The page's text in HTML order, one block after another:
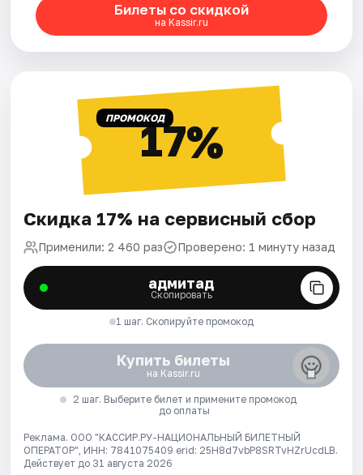
Билеты со скидкой
на Kassir.ru
ПРОМОКОД17%
Скидка 17% на сервисный сбор
Применили: 2 460 раз Проверено: 1 минуту назад
адмитад
Скопировать
1 шаг. Скопируйте промокод
Купить билеты
на Kassir.ru
2 шаг. Выберите билет и примените промокод
до оплаты
Реклама. ООО "КАССИР.РУ-НАЦИОНАЛЬНЫЙ БИЛЕТНЫЙ
ОПЕРАТОР", ИНН: 7841075409 erid: 25H8d7vbP8SRTvHZrUcdLB.
Действует до 31 августа 2026